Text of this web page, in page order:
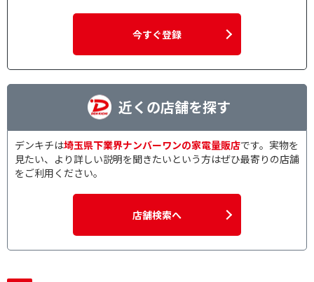
今すぐ登録
近くの店舗を探す
デンキチは埼玉県下業界ナンバーワンの家電量販店です。実物を
見たい、より詳しい説明を聞きたいという方はぜひ最寄りの店舗
をご利用ください。
店舗検索へ